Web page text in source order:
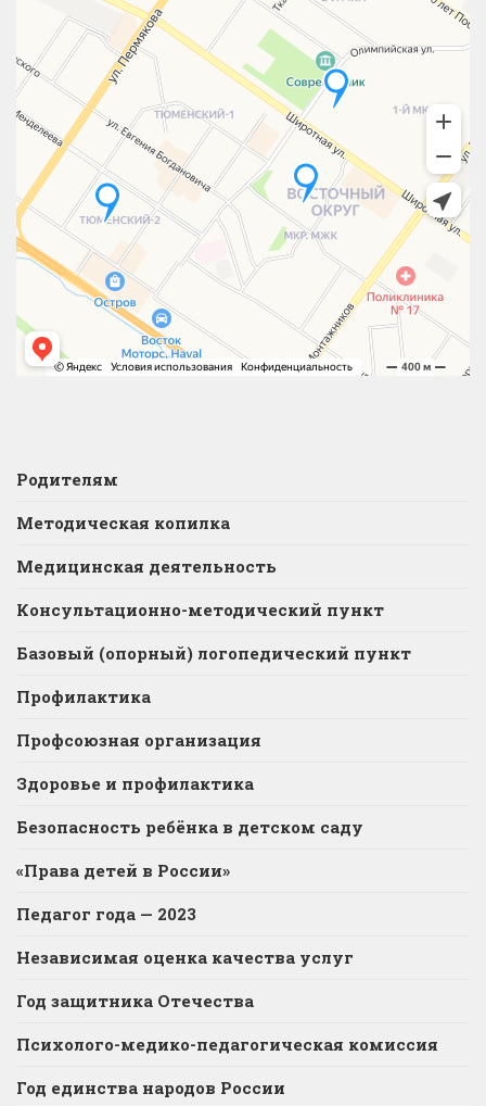
Родителям
Методическая копилка
Медицинская деятельность
Консультационно-методический пункт
Базовый (опорный) логопедический пункт
Профилактика
Профсоюзная организация
Здоровье и профилактика
Безопасность ребёнка в детском саду
«Права детей в России»
Педагог года — 2023
Независимая оценка качества услуг
Год защитника Отечества
Психолого-медико-педагогическая комиссия
Год единства народов России